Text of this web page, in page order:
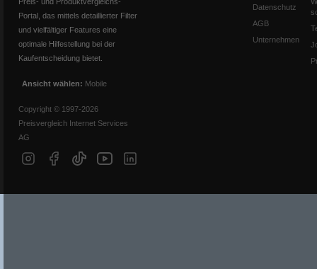
Portal, das mittels detaillierter Filter
und vielfältiger Features eine
optimale Hilfestellung bei der
Kaufentscheidung bietet.
Ansicht wählen: Mobile
Copyright © 1997-2026
Preisvergleich Internet Services
AG
Datenschutz
AGB
Unternehmen